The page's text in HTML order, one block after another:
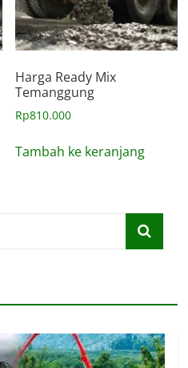
Harga Ready Mix
Temanggung
Rp810.000
Tambah ke keranjang